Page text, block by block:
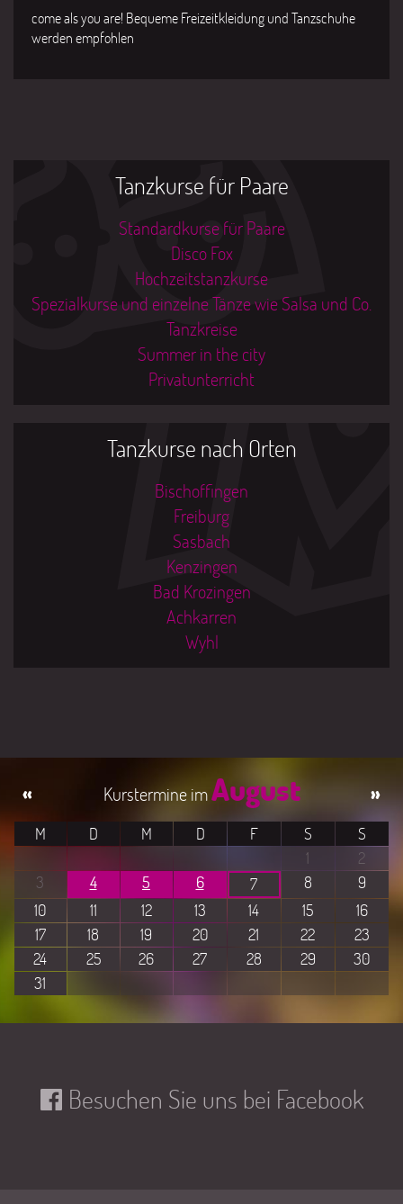
come als you are! Bequeme Freizeitkleidung und Tanzschuhe
werden empfohlen
Tanzkurse für Paare
Standardkurse für Paare
Disco Fox
Hochzeitstanzkurse
Spezialkurse und einzelne Tänze wie Salsa und Co.
Tanzkreise
Summer in the city
Privatunterricht
Tanzkurse nach Orten
Bischoffingen
Freiburg
Sasbach
Kenzingen
Bad Krozingen
Achkarren
Wyhl
August
« »
M D M D F S
S
1
2
3
4 5 6 7 8
9
10
11 12 13 14 15
16
17
18 19 20 21 22
23
24
25 26 27 28 29
30
31
Besuchen Sie uns bei Facebook